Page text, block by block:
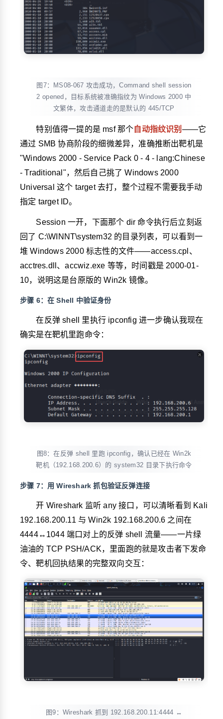
图7：MS08-067 攻击成功，Command shell session
2 opened，目标系统被准确指纹为 Windows 2000 中
文繁体，攻击通道走的是默认的 445/TCP
特别值得一提的是 msf 那个自动指纹识别 ——它
通过 SMB 协商阶段的细微差异，准确推断出靶机是
"Windows 2000 - Service Pack 0 - 4 - lang:Chinese
- Traditional"，然后自己挑了 Windows 2000
Universal 这个 target 去打，整个过程不需要我手动
指定 target ID。
Session 一开，下面那个 dir 命令执行后立刻返
回了 C:\WINNT\system32 的目录列表，可以看到一
堆 Windows 2000 标志性的文件——access.cpl 、
acctres.dll 、accwiz.exe 等等，时间戳是 2000-01-
10，说明这是台原版的 Win2k 镜像。
步骤 6：在 Shell 中验证身份
在反弹 shell 里执行 ipconfig 进一步确认我现在
确实是在靶机里跑命令：
图8：在反弹 shell 里跑 ipconfig，确认已经在 Win2k
靶机（192.168.200.6）的 system32 目录下执行命令
步骤 7：用 Wireshark 抓包验证反弹连接
开 Wireshark 监听 any 接口，可以清晰看到 Kali
192.168.200.11 与 Win2k 192.168.200.6 之间在
4444↔1044 端口对上的反弹 shell 流量——一片绿
油油的 TCP PSH/ACK，里面跑的就是攻击者下发命
令、靶机回执结果的完整双向交互：
图9：Wireshark 抓到 192.168.200.11:4444 ↔